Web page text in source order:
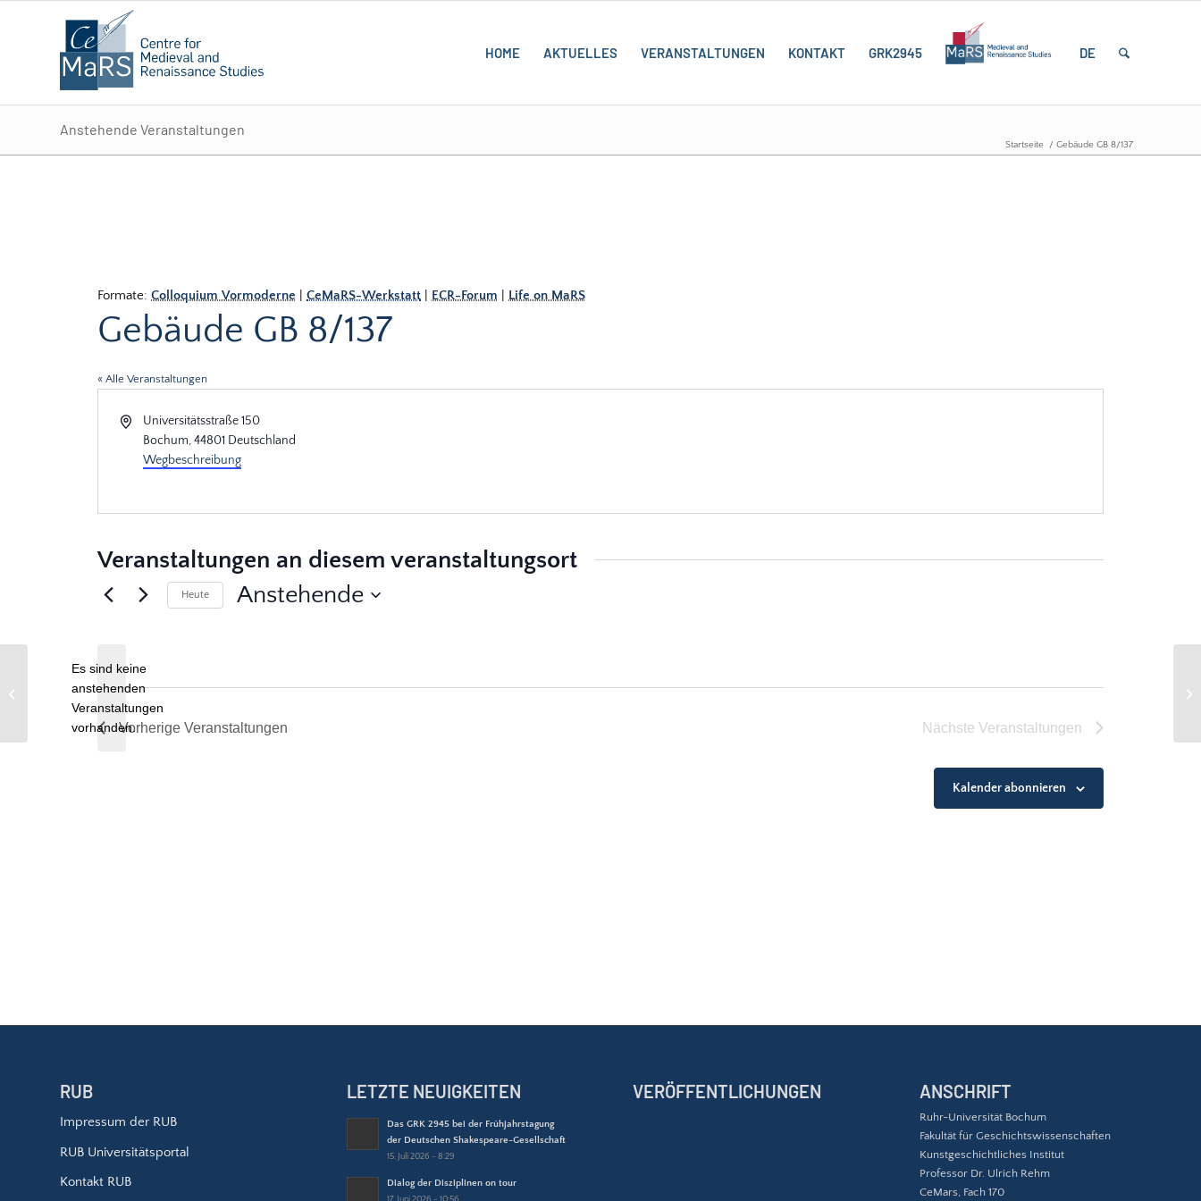
HOME AKTUELLES VERANSTALTUNGEN KONTAKT GRK2945 DE
Anstehende Veranstaltungen
Startseite / Gebäude GB 8/137
Formate: Colloquium Vormoderne CeMaRS-Werkstatt ECR-Forum Life on MaRS
Gebäude GB 8/137
« Alle Veranstaltungen
AdresseUniversitätsstraße 150
Bochum, 44801 Deutschland
Wegbeschreibung
Veranstaltungen an diesem veranstaltungsort
Hinweis
Es sind keine
anstehenden
Veranstaltungen
vorhanden.
Heute Anstehende
Vorherige Veranstaltungen Nächste Veranstaltungen
Kalender abonnieren
RUB
Impressum der RUB
RUB Universitätsportal
Kontakt RUB
LETZTE NEUIGKEITEN
Das GRK 2945 bei der Frühjahrstagung
der Deutschen Shakespeare-Gesellschaft
15. Juli 2026 - 8:29
Dialog der Disziplinen on tour
VERÖFFENTLICHUNGEN ANSCHRIFT
Ruhr-Universität Bochum
Fakultät für Geschichtswissenschaften
Kunstgeschichtliches Institut
Professor Dr. Ulrich Rehm
CeMars, Fach 170
Musisches Zentrum